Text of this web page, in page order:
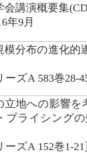
会講演概要集
年9月
模分布の進化的
ーズA 583巻28-
立地への影響
プライシング
ズA 152巻1-21